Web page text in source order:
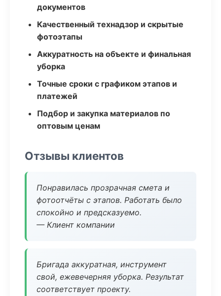
документов
Качественный технадзор и скрытые
фотоэтапы
Аккуратность на объекте и финальная
уборка
Точные сроки с графиком этапов и
платежей
Подбор и закупка материалов по
оптовым ценам
Отзывы клиентов
Понравилась прозрачная смета и
фотоотчёты с этапов. Работать было
спокойно и предсказуемо.
— Клиент компании
Бригада аккуратная, инструмент
свой, ежевечерняя уборка. Результат
соответствует проекту.